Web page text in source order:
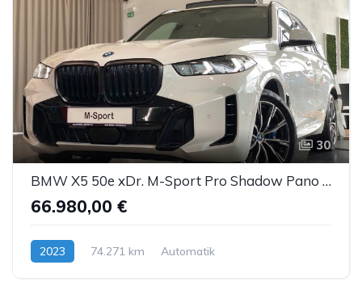
30
BMW X5 50e xDr. M-Sport Pro Shadow Pano IconicGlow
66.980,00 €
2023 74.271 km
Automatik